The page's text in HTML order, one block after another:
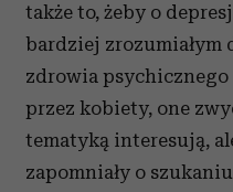
także to, żeby o
bardziej zrozumiałym
zdrowia psychicznego
przez kobiety, one
tematyką interesują,
zapomniały o